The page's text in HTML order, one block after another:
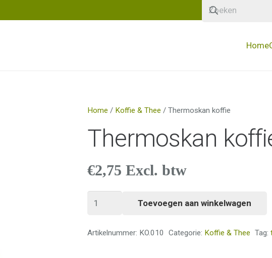
Home
Home / Koffie & Thee / Thermoskan koffie
Thermoskan
€2,75 Excl. btw
Thermoskan
aantal
Toevoegen aan winkelwagen
Artikelnummer: KO.010 Categorie: Koffie & Thee Tag: